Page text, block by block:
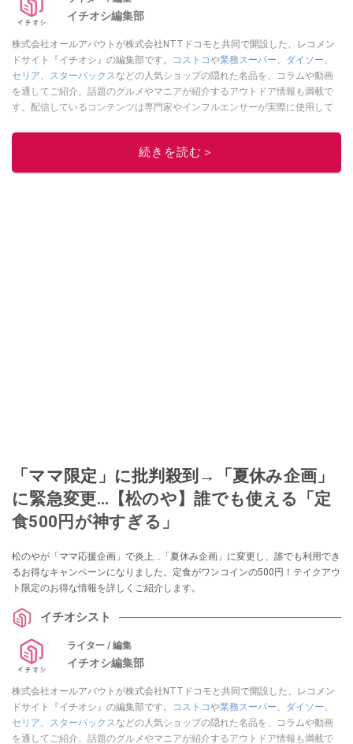
イチオシ編集部
株式会社オールアバウトが株式会社NTTドコモと共同で開設した、レコメン
ドサイト『イチオシ』の編集部です。
コストコや業務スーパー ダイソー
セリア
スターバックス などの人気ショップの隠れた名品を、コラムや動画
を通してご紹介。話題のグルメやマニアが紹介するアウトドア情報も満載で
す。配信しているコンテンツは専門家やインフルエンサーが実際に使用して
ニュースでフォロー
続きを読む＞
「ママ限定」に批判殺到→「夏休み企画」
に緊急変更…【松のや】誰でも使える「定
食500円が神すぎる」
松のやが「ママ応援企画」で炎上…「夏休み企画」に変更し、誰でも利用でき
るお得なキャンペーンになりました。定食がワンコインの500円！テイクアウ
ト限定のお得な情報を詳しくご紹介します。
イチオシスト
ライター / 編集
イチオシ編集部
株式会社オールアバウトが株式会社NTTドコモと共同で開設した、レコメン
ドサイト『イチオシ』の編集部です。
コストコや業務スーパー ダイソー
セリア
スターバックス などの人気ショップの隠れた名品を、コラムや動画
を通してご紹介。話題のグルメやマニアが紹介するアウトドア情報も満載で